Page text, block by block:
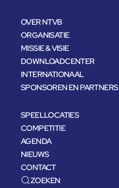
OVER NTVB
ORGANISATIE
MISSIE & VISIE
DOWNLOADCENTER
INTERNATIONAAL
SPONSOREN EN PARTNERS
SPEELLOCATIES
COMPETITIE
AGENDA
NIEUWS
CONTACT
ZOEKEN